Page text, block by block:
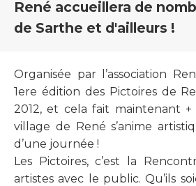
René accueillera de
de Sarthe et d'ailleurs !
Organisée par l’association
1ere édition des Pictoires de
2012, et cela fait maintenant
village de René s’anime
d’une journée !
Les Pictoires, c’est la
artistes avec le public. Qu’ils